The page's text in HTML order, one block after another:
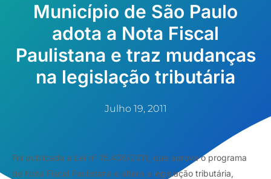
Município de São Paulo
adota a Nota Fiscal
Paulistana e traz mudanças
na legislação tributária
Julho 19, 2011
Foi publicada a Lei nº 15.406/2011, que aprova o programa
de Nota Fiscal Paulistana e altera a legislação tributária,